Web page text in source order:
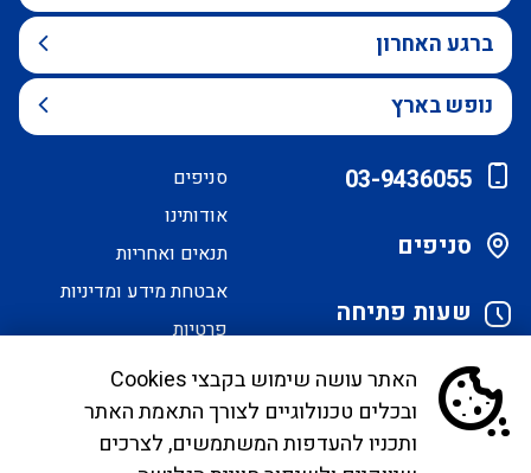
ברגע האחרון
נופש בארץ
03-9436055
סניפים
שעות פתיחה
סניפים
אודותינו
תנאים ואחריות
אבטחת מידע ומדיניות
פרטיות
הסדרי נגישות
לקוחות יקרים, בימים אלו אנו נערכים ליישם את
האתר עושה שימוש בקבצי Cookies
ובכלים טכנולוגיים לצורך התאמת האתר
ותכניו להעדפות המשתמשים, לצרכים